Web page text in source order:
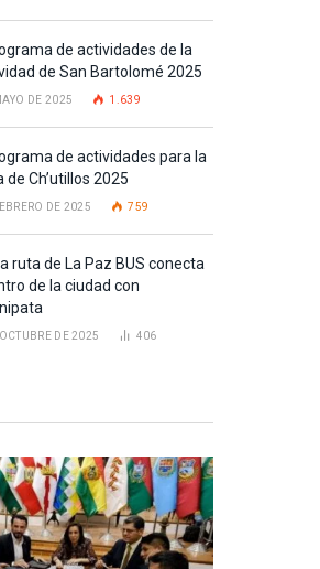
de actividades de la
de San Bartolomé 2025
DE 2025 1.639
de actividades para la
de Ch’utillos 2025
DE 2025 759
ruta de La Paz BUS conecta
de la ciudad con
DE 2025 406